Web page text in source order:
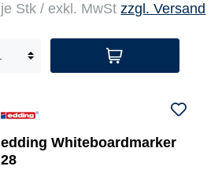
je Stk / exkl. MwStzzgl. Versand
edding Whiteboardmarker
28